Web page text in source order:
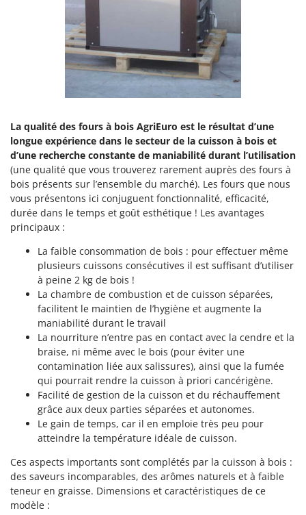
Groupes électrogènes
Gyrobroyeurs à lame pour tracteur
Haches - Cognées et Hachettes
Hachoirs à viande
Herses Rotatives
L
Lames à neige
Lames niveleuses pour tracteur
Lave-vitres
Lieuses électriques pour vignes
Machines à pâtes
Machines pour la transformation des fruits
Machines sous vide
Motobineuses
Motoculteurs
Motofaucheuses
Motopompes pour irrigation
Moulins à céréales électriques
Moulins à farine
N
Nettoyeurs et Balais à vapeur
EcoFlow
Edilmark
Effeuno
Energy Gruppi
Enotecnica Pillan
Eschenfelder
EuroMech
Eurosystems
FAC
Fama Industrie
Famag
Famur
FARMER
FBC
Ferrari Group
Ferroni
Ferrua
FIAC
FIEM
Fimar
FINI
La qualité des fours à bois AgriEuro est le résultat d’une
longue expérience dans le secteur de la cuisson à bois et
d’une recherche constante de maniabilité durant l’utilisation
(une qualité que vous trouverez rarement auprès des fours à
bois présents sur l’ensemble du marché). Les fours que nous
vous présentons ici conjuguent fonctionnalité, efficacité,
durée dans le temps et goût esthétique ! Les avantages
principaux :
La faible consommation de bois : pour effectuer même
plusieurs cuissons consécutives il est suffisant d’utiliser
à peine 2 kg de bois !
La chambre de combustion et de cuisson séparées,
facilitent le maintien de l’hygiène et augmente la
maniabilité durant le travail
La nourriture n’entre pas en contact avec la cendre et la
braise, ni même avec le bois (pour éviter une
contamination liée aux salissures), ainsi que la fumée
qui pourrait rendre la cuisson à priori cancérigène.
Facilité de gestion de la cuisson et du réchauffement
grâce aux deux parties séparées et autonomes.
Le gain de temps, car il en emploie très peu pour
atteindre la température idéale de cuisson.
Ces aspects importants sont complétés par la cuisson à bois :
des saveurs incomparables, des arômes naturels et à faible
teneur en graisse. Dimensions et caractéristiques de ce
modèle :